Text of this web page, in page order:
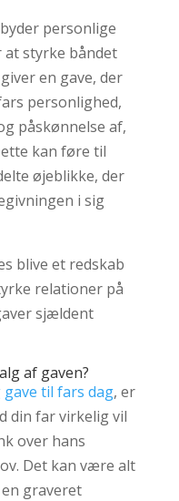
personlige
at styrke båndet
en gave, der
personlighed,
påskønnelse af,
kan føre til
øjeblikke, der
i sig
blive et redskab
relationer på
sjældent
af gaven?
til fars dag, er
din far virkelig vil
over hans
Det kan være alt
graveret